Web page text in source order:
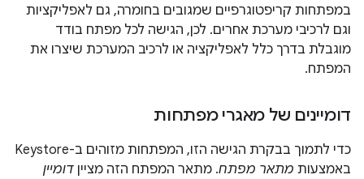
במפתחות קריפטוגרפיים שמגובים בחומרה, גם לאפליקציות
וגם לרכיבי מערכת אחרים. לכן, הגישה לכל מפתח בודד
מוגבלת בדרך כלל לאפליקציה או לרכיב המערכת שיצרו את
המפתח.
דומיינים של מאגרי מפתחות
כדי לתמוך בבקרת הגישה הזו, המפתחות מזוהים ב-Keystore
באמצעות מתאר מפתח. מתאר המפתח הזה מציין דומיין